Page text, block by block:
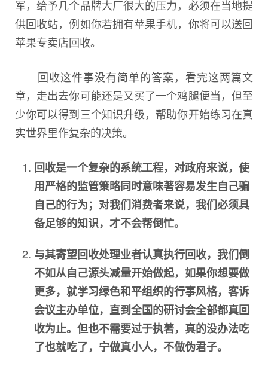
军，给予几个品牌大厂很大的压力，必须在当地提
供回收站，例如你若拥有苹果手机，你将可以送回
苹果专卖店回收。
回收这件事没有简单的答案，看完这两篇文
章，走出去你可能还是又买了一个鸡腿便当，但至
少你可以得到三个知识升级，帮助你开始练习在真
实世界里作复杂的决策。
回收是一个复杂的系统工程，对政府来说，使
用严格的监管策略同时意味著容易发生自己骗
自己的行为；对我们消费者来说，我们必须具
备足够的知识，才不会帮倒忙。
与其寄望回收处理业者认真执行回收，我们倒
不如从自己源头减量开始做起，如果你想要做
更多，就学习绿色和平组织的行事风格，客诉
会议主办单位，直到全国的研讨会全部都真回
收为止。但也不需要过于执著，真的没办法吃
了也就吃了，宁做真小人，不做伪君子。